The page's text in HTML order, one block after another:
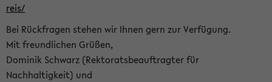
reis/
Bei Rückfragen stehen wir Ihnen gern zur Verfügung.
Mit freundlichen Grüßen,
Dominik Schwarz (Rektoratsbeauftragter für
Nachhaltigkeit) und